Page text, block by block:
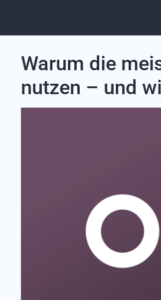
Warum die
nutzen – und